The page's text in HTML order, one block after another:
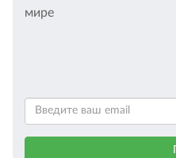
мире